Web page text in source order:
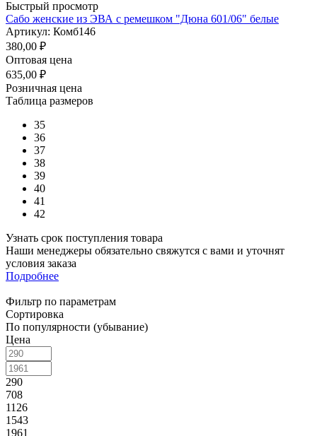
Быстрый просмотр
Сабо женские из ЭВА с ремешком "Дюна 601/06" белые
Артикул: Комб146
380,00 ₽
Оптовая цена
635,00 ₽
Розничная цена
Таблица размеров
35
36
37
38
39
40
41
42
Узнать срок поступления товара
Наши менеджеры обязательно свяжутся с вами и уточнят
условия заказа
Подробнее
Фильтр по параметрам
Сортировка
По популярности (убывание)
Цена
290
708
1126
1543
1961